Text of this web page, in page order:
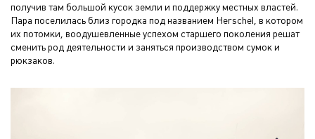
получив там большой кусок земли и поддержку местных властей.
Пара поселилась близ городка под названием Herschel, в котором
их потомки, воодушевленные успехом старшего поколения решат
сменить род деятельности и заняться производством сумок и
рюкзаков.